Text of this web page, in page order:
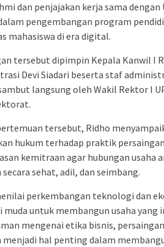
dan penjajakan kerja sama
pengembangan program
mahasiswa di era digital.
tersebut dipimpin Kepala Kanwil I
Devi Siadari beserta staf
langsung oleh Wakil Rektor I
tersebut, Ridho
hukum terhadap praktik
kemitraan agar hubungan usaha
sehat, adil, dan seimbang.
perkembangan teknologi dan
muda untuk membangun usaha
mengenai etika bisnis,
menjadi hal penting dalam